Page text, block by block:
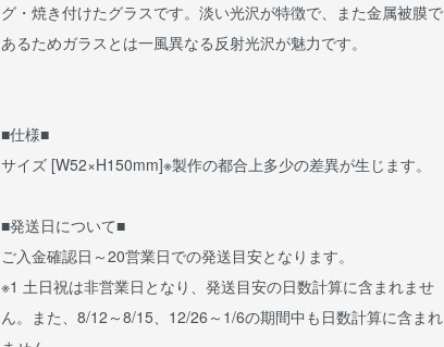
グ・焼き付けたグラスです。淡い光沢が特徴で、また金属被膜で
あるためガラスとは一風異なる反射光沢が魅力です。
■仕様■
サイズ [W52×H150mm]※製作の都合上多少の差異が生じます。
■発送日について■
ご入金確認日～20営業日での発送目安となります。
※1 土日祝は非営業日となり、発送目安の日数計算に含まれませ
ん。また、8/12～8/15、12/26～1/6の期間中も日数計算に含まれ